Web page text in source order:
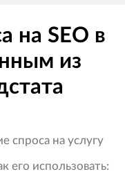
на SEO в
из
спроса на услугу
его использовать: